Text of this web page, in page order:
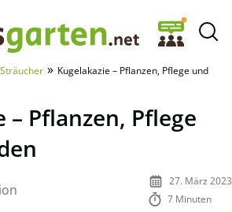
» Kugelakazie – Pflanzen, Pflege und
– Pflanzen, Pflege
27. März 2023
7 Minuten